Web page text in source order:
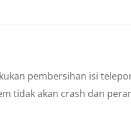
pembersihan isi
tidak akan crash dan